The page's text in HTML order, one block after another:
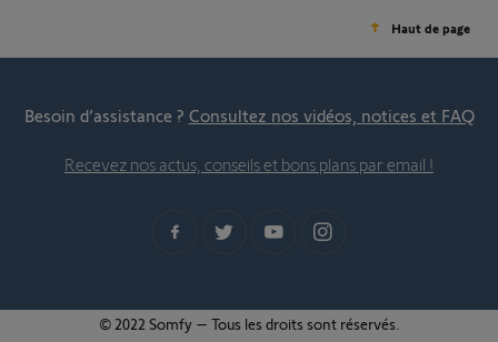
Haut de page
Besoin d’assistance ? Consultez nos vidéos, notices et FAQ
Recevez nos actus, conseils et bons plans par email !
© 2022 Somfy – Tous les droits sont réservés.